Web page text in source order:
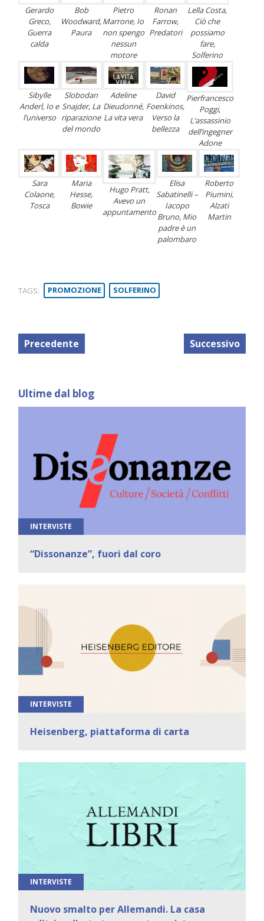
Gerardo
Greco,
Guerra
calda
Bob
Woodward,
Paura
Pietro
Marrone, Io
non spengo
nessun
motore
Ronan
Farrow,
Predatori
Lella Costa,
Ciò che
possiamo
fare,
Solferino
Sibylle
Anderl, Io e
l’universo
Slobodan
Snajder, La
riparazione
del mondo
Adeline
Dieudonné,
La vita vera
David
Foenkinos,
Verso la
bellezza
Pierfrancesco
Poggi,
L’assassinio
dell’ingegner
Adone
Sara
Colaone,
Tosca
Maria
Hesse,
Bowie
Hugo Pratt,
Avevo un
appuntamento
Elisa
Sabatinelli –
Iacopo
Bruno, Mio
padre è un
palombaro
Roberto
Piumini,
Alzati
Martin
TAGS: PROMOZIONE SOLFERINO
Precedente Successivo
Ultime dal blog
INTERVISTE
“Dissonanze”, fuori dal coro
INTERVISTE
Heisenberg, piattaforma di carta
INTERVISTE
Nuovo smalto per Allemandi. La casa